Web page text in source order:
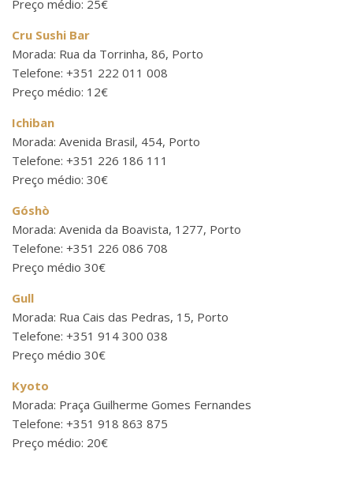
Preço médio: 25€
Cru Sushi Bar
Morada: Rua da Torrinha, 86, Porto
Telefone: +351 222 011 008
Preço médio: 12€
Ichiban
Morada: Avenida Brasil, 454, Porto
Telefone: +351 226 186 111
Preço médio: 30€
Góshò
Morada: Avenida da Boavista, 1277, Porto
Telefone: +351 226 086 708
Preço médio 30€
Gull
Morada: Rua Cais das Pedras, 15, Porto
Telefone: +351 914 300 038
Preço médio 30€
Kyoto
Morada: Praça Guilherme Gomes Fernandes
Telefone: +351 918 863 875
Preço médio: 20€